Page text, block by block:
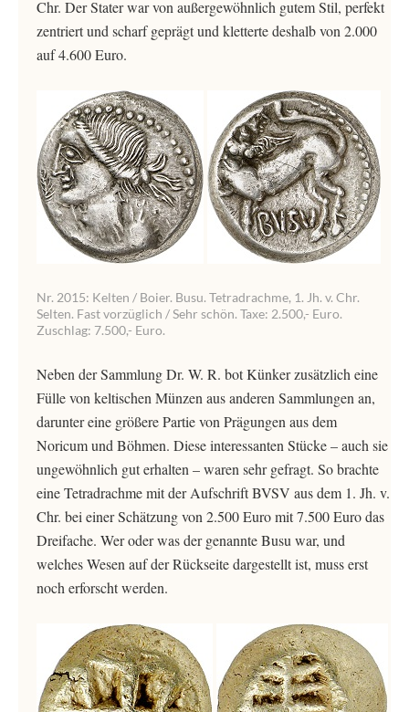
Chr. Der Stater war von außergewöhnlich gutem Stil, perfekt
zentriert und scharf geprägt und kletterte deshalb von 2.000
auf 4.600 Euro.
Nr. 2015: Kelten / Boier. Busu. Tetradrachme, 1. Jh. v. Chr.
Selten. Fast vorzüglich / Sehr schön. Taxe: 2.500,- Euro.
Zuschlag: 7.500,- Euro.
Neben der Sammlung Dr. W. R. bot Künker zusätzlich eine
Fülle von keltischen Münzen aus anderen Sammlungen an,
darunter eine größere Partie von Prägungen aus dem
Noricum und Böhmen. Diese interessanten Stücke – auch sie
ungewöhnlich gut erhalten – waren sehr gefragt. So brachte
eine Tetradrachme mit der Aufschrift BVSV aus dem 1. Jh. v.
Chr. bei einer Schätzung von 2.500 Euro mit 7.500 Euro das
Dreifache. Wer oder was der genannte Busu war, und
welches Wesen auf der Rückseite dargestellt ist, muss erst
noch erforscht werden.